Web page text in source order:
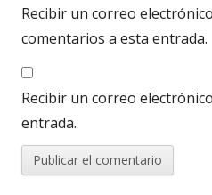
Recibir un correo
comentarios a esta entrada.
Recibir un correo
entrada.